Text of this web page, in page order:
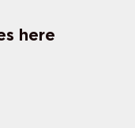
here